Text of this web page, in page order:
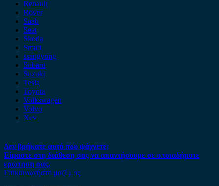
Renault
Rover
Saab
Seat
Skoda
Smart
ssangyong
Subaru
Suzuki
Tesla
Toyota
Volkswagen
Volvo
Xev
Δεν βρήκατε αυτό που ψάχνετε;
Είμαστε στη διάθεση σας να απαντήσουμε σε οποιαδήποτε
ερώτηση σας.
Επικοινωνήστε μαζί μας